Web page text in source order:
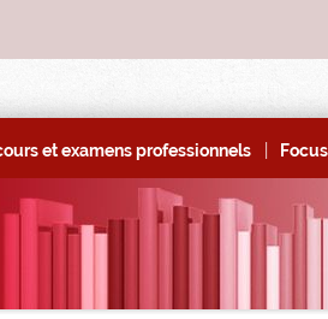
et examens professionnels | Focus